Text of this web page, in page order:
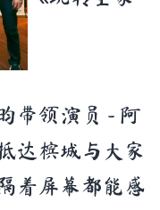
带领演员 - 阿
达槟城与大家
着屏幕都能感